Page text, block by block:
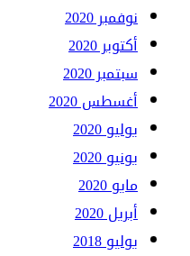
نوفمبر 2020
أكتوبر 2020
سبتمبر 2020
أغسطس 2020
يوليو 2020
يونيو 2020
مايو 2020
أبريل 2020
يوليو 2018